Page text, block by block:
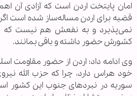
امان پایتخت اردن است که آزادی آن
قضیه برای اردن مساله‌ساز شده است
نمی‌پذیرد و به نفعش هم نیست که
کشورش حضور داشته و باقی بمانند.
وی ادامه داد: اردن از حضور مقاومت
خود هراس دارد، چرا که حزب الله
سوریه در نبردهای جنوب این کشور